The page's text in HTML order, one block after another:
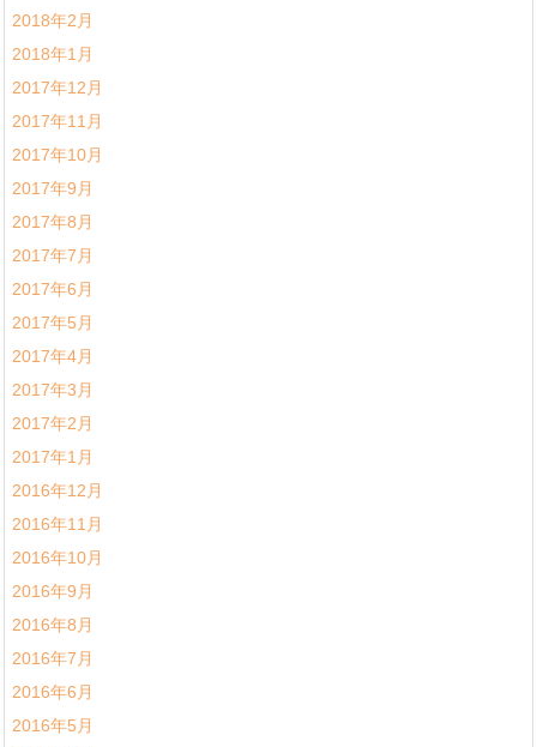
2018年2月
2018年1月
2017年12月
2017年11月
2017年10月
2017年9月
2017年8月
2017年7月
2017年6月
2017年5月
2017年4月
2017年3月
2017年2月
2017年1月
2016年12月
2016年11月
2016年10月
2016年9月
2016年8月
2016年7月
2016年6月
2016年5月